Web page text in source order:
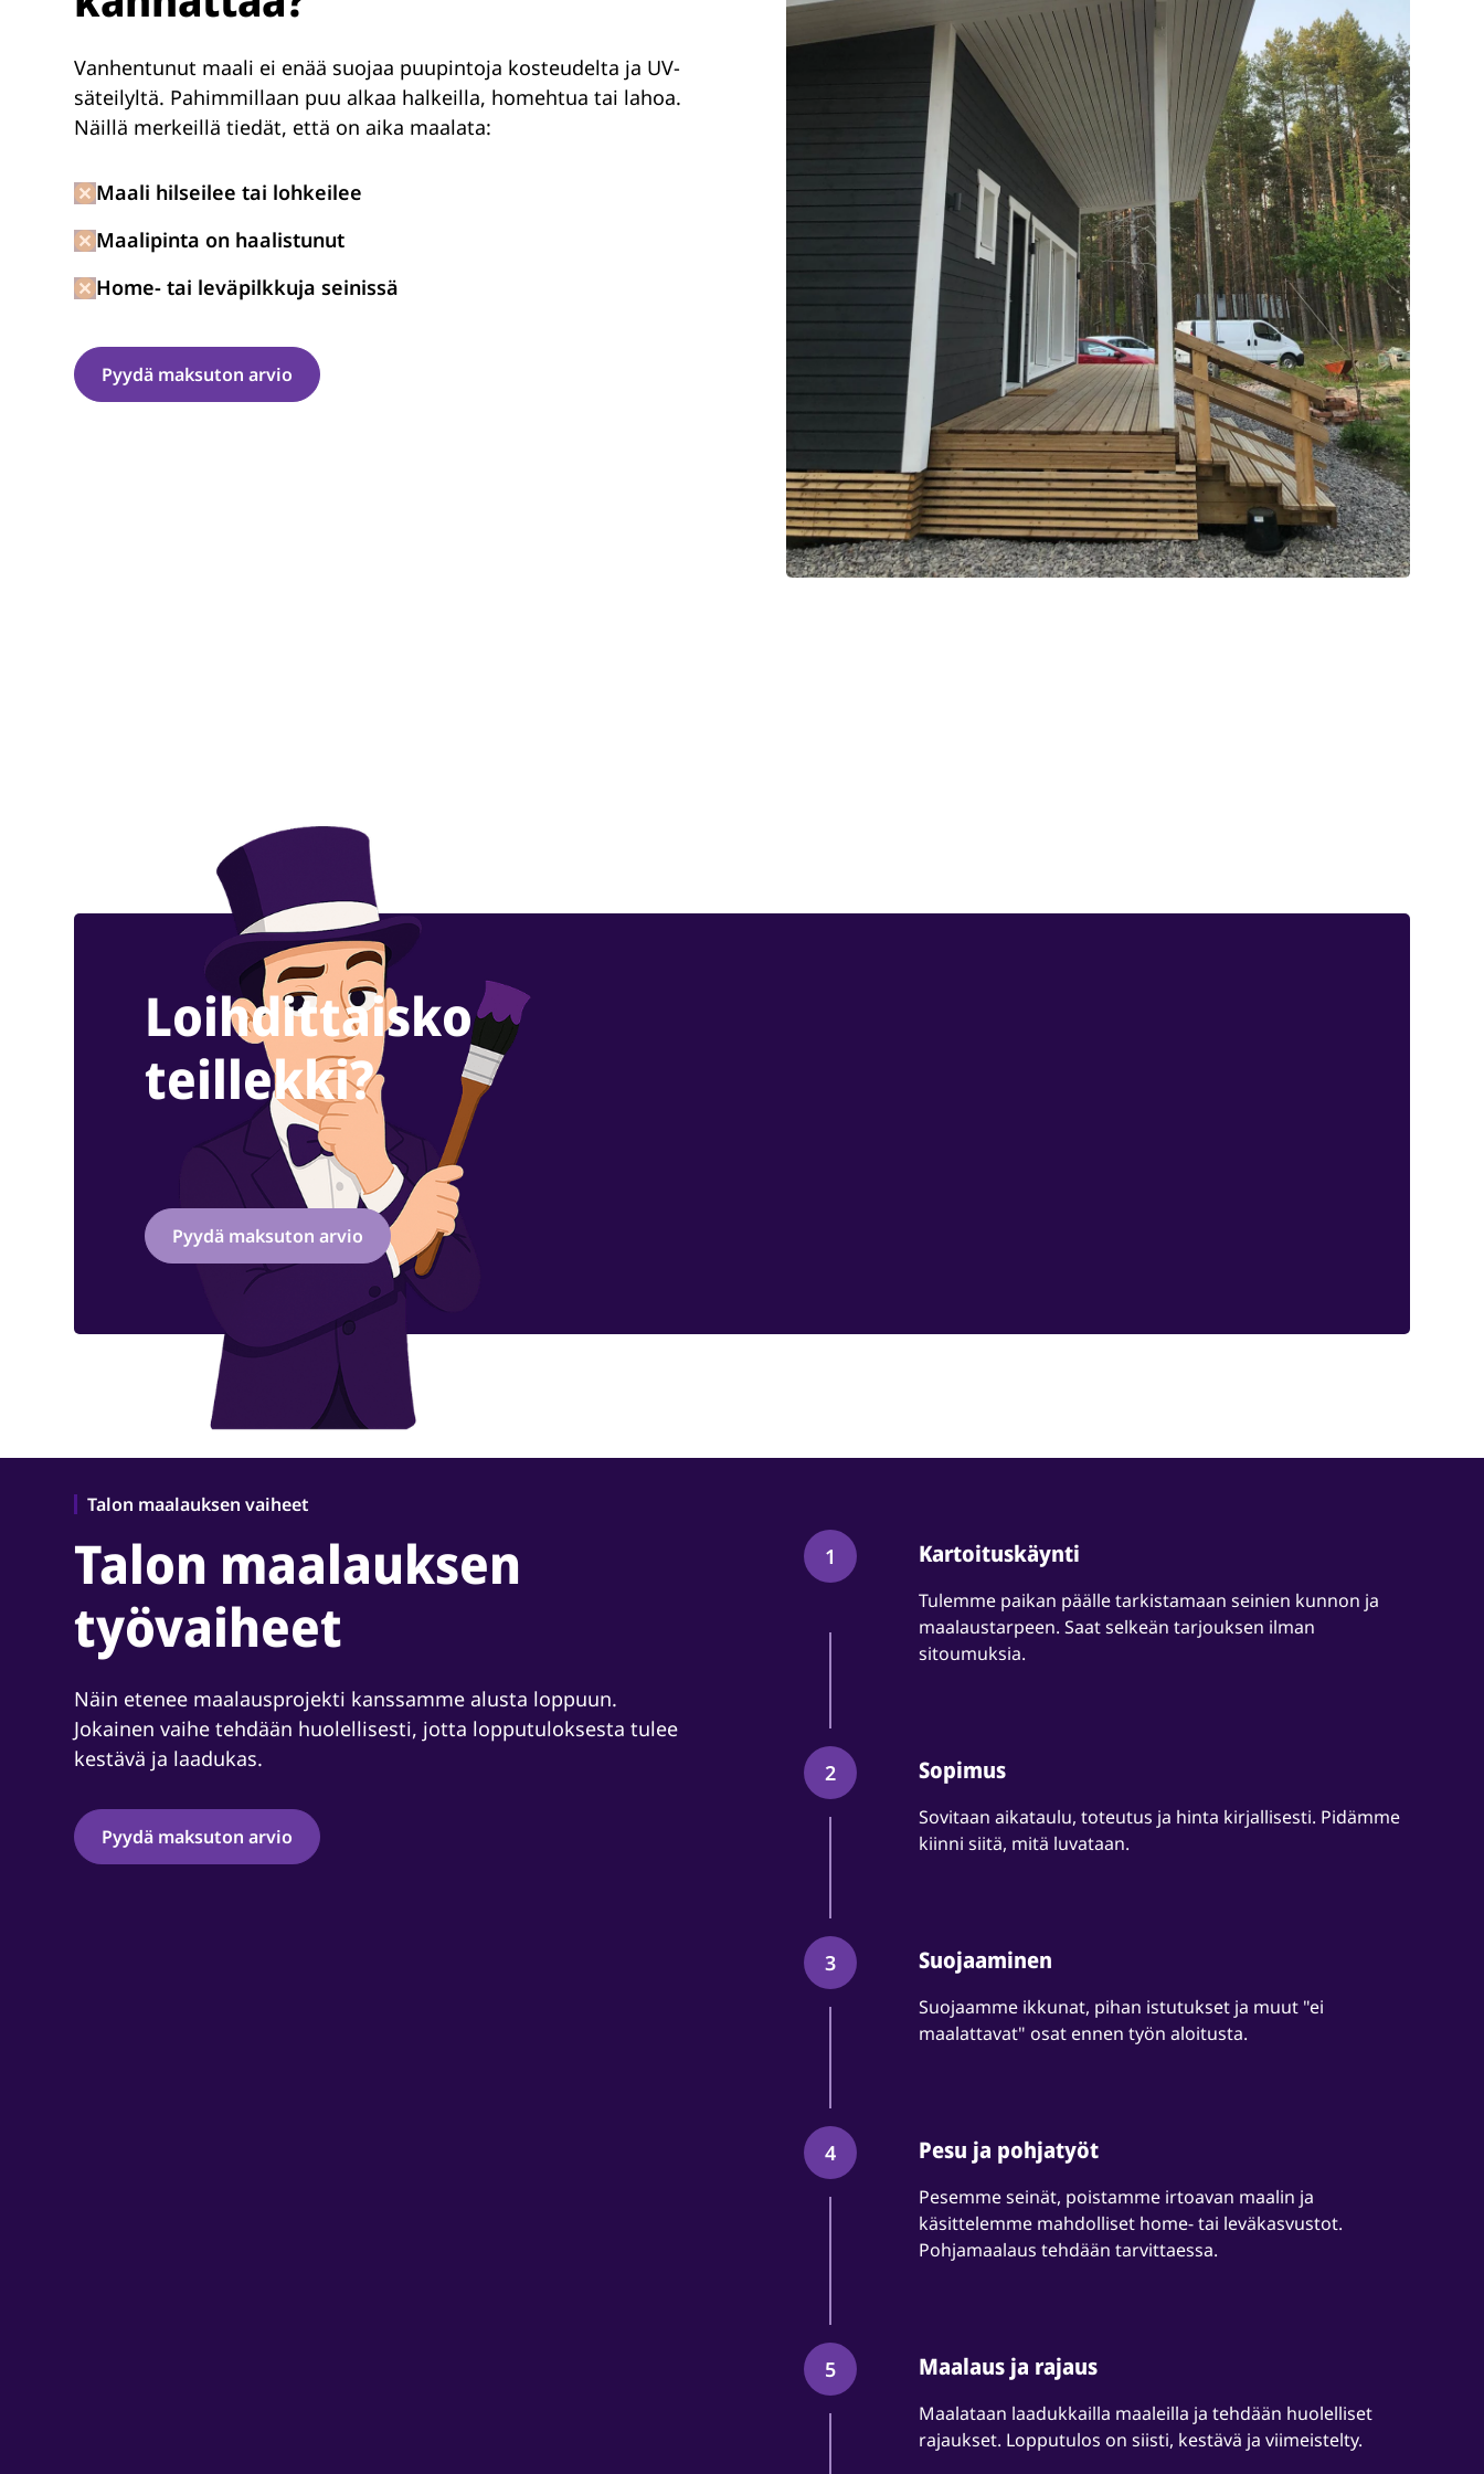
Vanhentunut maali ei enää suojaa puupintoja kosteudelta ja UV-
säteilyltä. Pahimmillaan puu alkaa halkeilla, homehtua tai lahoa.
Näillä merkeillä tiedät, että on aika maalata:
Maali hilseilee tai lohkeilee
Maalipinta on haalistunut
Home- tai leväpilkkuja seinissä
Pyydä maksuton arvio
Loihdittaisko
teillekki?
Pyydä maksuton arvio
Talon maalauksen vaiheet
Talon maalauksen
työvaiheet
Näin etenee maalausprojekti kanssamme alusta loppuun.
Jokainen vaihe tehdään huolellisesti, jotta lopputuloksesta tulee
kestävä ja laadukas.
Pyydä maksuton arvio
1 Kartoituskäynti
Tulemme paikan päälle tarkistamaan seinien kunnon ja
maalaustarpeen. Saat selkeän tarjouksen ilman
sitoumuksia.
2 Sopimus
Sovitaan aikataulu, toteutus ja hinta kirjallisesti. Pidämme
kiinni siitä, mitä luvataan.
3 Suojaaminen
Suojaamme ikkunat, pihan istutukset ja muut "ei
maalattavat" osat ennen työn aloitusta.
4 Pesu ja pohjatyöt
Pesemme seinät, poistamme irtoavan maalin ja
käsittelemme mahdolliset home- tai leväkasvustot.
Pohjamaalaus tehdään tarvittaessa.
5 Maalaus ja rajaus
Maalataan laadukkailla maaleilla ja tehdään huolelliset
rajaukset. Lopputulos on siisti, kestävä ja viimeistelty.